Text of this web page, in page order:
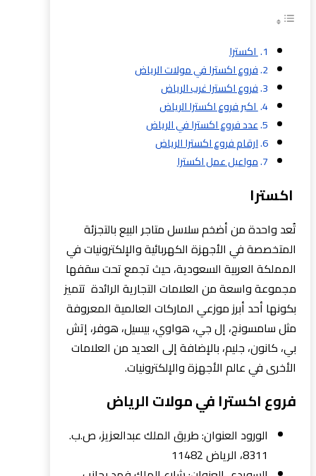
اكسترا
فروع اكسترا في مولات الرياض
فروع اكسترا غرب الرياض
اكبر فروع اكسترا الرياض
عدد فروع اكسترا في الرياض
ارقام فروع اكسترا الرياض
مواعيل عمل اكسترا
اكسترا
تُعد واحدة من أضخم سلاسل متاجر البيع بالتجزئة
المتخصصة في الأجهزة الكهربائية والإلكترونيات في
المملكة العربية السعودية، حيث تجمع تحت سقفها
مجموعة واسعة من العلامات التجارية الرائدة تتميز
بكونها أحد أبرز موزعي الماركات العالمية المعروفة
مثل سامسونج، إل جي، هواوي، بيسيل، هوفر، إتش
بي، كانون، جليم، بالإضافة إلى العديد من العلامات
الأخرى في عالم الأجهزة والإلكترونيات.
فروع اكسترا في مولات الرياض
الورود العنوان: طريق الملك عبدالعزيز، ص.ب.
8311، الرياض 11482